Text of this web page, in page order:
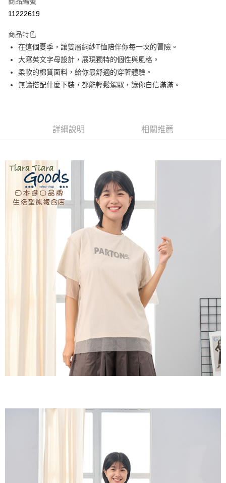
超商取貨付款
Apple Pay
悠遊付
Google Pay
便利好安心！
１．簡單：不需註冊會員、不需綁卡、不需儲值。
２．便利：只要手機號碼，簡訊認證，即可結帳。
３．安心：先確認商品／服務後，再付款。
【「AFTEE先享後付」結帳流程】
１．於結帳方式選擇「AFTEE先享後付」後，將跳轉至「AFTEE先享後付」
結帳頁面，進行簡訊認證並確認金額後，即可完成結帳。
２．訂單成立數日內，您將收到繳費通知簡訊。
３．收到繳費通知簡訊後14天內，點擊此簡訊中的連結，可透過四大超商／
ATM／網路銀行／等多元方式進行付款，方視為交易完成。
※ 請注意：結帳手續完成當下不需立刻繳費，但若您需要取消訂單，請聯絡
購買商品的店家。未經商家同意取消之訂單仍視為有效，需透過AFTEE先享
後付繳納相關費用。
※ 交易是否成功請以「AFTEE先享後付 」之結帳頁面顯示為準，若有關於
是否繳費成功／繳費後需取消欲退款等相關疑問，請聯繫「AFTEE先享後付
https://netprotections.freshdesk.com/support/home
１．透過由恩沛科技股份有限公司提供之「AFTEE先享後付」服務完成之交
易，需依本服務之必要範圍內提供個人資料，並將交易相關給付款項請求債
權轉讓予恩沛科技股份有限公司。
２．關於個人資料處理事宜，請瀏覽以下網址：
https://aftee.tw/terms/#terms3
時審查核予不同之上限額度；若仍有額度不足之情形，本公司將視審查結果
運送方式
全家取貨付款
每筆NT$60，滿NT$1,800(含以上)免運費
每筆NT$60，滿NT$1,800(含以上)免運費
每筆NT$60，滿NT$2,000(含以上)免運費
每筆NT$60，滿NT$2,000(含以上)免運費
黑貓宅急便(包裹尺寸60cm以下)
每筆NT$100，滿NT$2,000(含以上)免運費
黑貓宅急便(包裹尺寸90cm以下)
每筆NT$140，滿NT$2,000(含以上)免運費
11222619
商品特色
在這個夏季，讓雙層網紗T恤陪伴你每一次的冒險。
大寫英文字母設計，展現獨特的個性與風格。
柔軟的棉質面料，給你最舒適的穿著體驗。
無論搭配什麼下裝，都能輕鬆駕馭，讓你自信滿滿。
詳細說明 相關推薦